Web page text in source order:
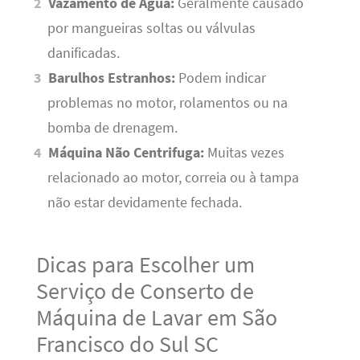
por mangueiras soltas ou válvulas
danificadas.
Barulhos Estranhos: Podem indicar
problemas no motor, rolamentos ou na
bomba de drenagem.
Máquina Não Centrifuga: Muitas vezes
relacionado ao motor, correia ou à tampa
não estar devidamente fechada.
Dicas para Escolher um
Serviço de Conserto de
Máquina de Lavar em São
Francisco do Sul SC